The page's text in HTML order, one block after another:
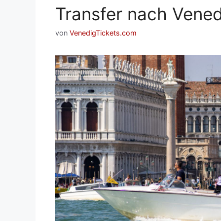
Transfer nach
von VenedigTickets.com